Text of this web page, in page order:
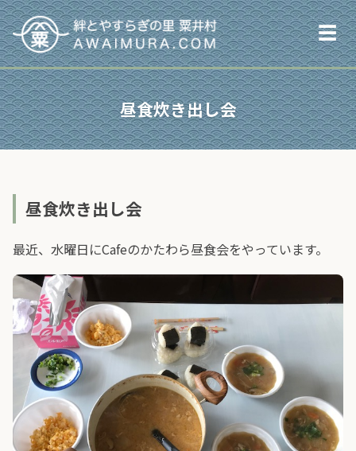
☰
昼食炊き出し会
昼食炊き出し会
最近、水曜日にCafeのかたわら昼食会をやっています。